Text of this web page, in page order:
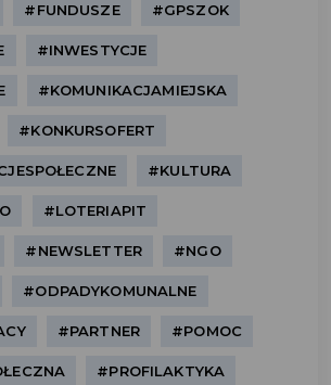
#FUNDUSZE #GPSZOK
#INWESTYCJE
#KOMUNIKACJAMIEJSKA
#KONKURSOFERT
#KULTURA
#LOTERIAPIT
#NEWSLETTER #NGO
#ODPADYKOMUNALNE
#PARTNER #POMOC
#PROFILAKTYKA